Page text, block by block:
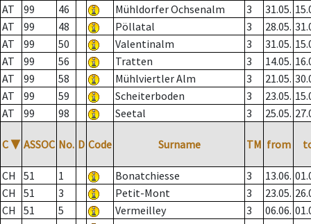
AT
99 46 Mühldorfer Ochsenalm 3 31.05.
AT
99 48 Pöllatal 3 28.05.
AT
99 50 Valentinalm 3 31.05.
AT
99 56 Tratten 3 14.05.
AT
99 58 Mühlviertler Alm 3 21.05.
AT
99 59 Scheiterboden 3 23.05.
AT
99 98 Seetal 3 25.05.
C ▼ ASSOC No. D Code Surname TM from
CH 51 1 Bonatchiesse 3 13.06.
CH
51 3 Petit-Mont 3 23.05.
CH
51 5 Vermeilley 3 06.06.